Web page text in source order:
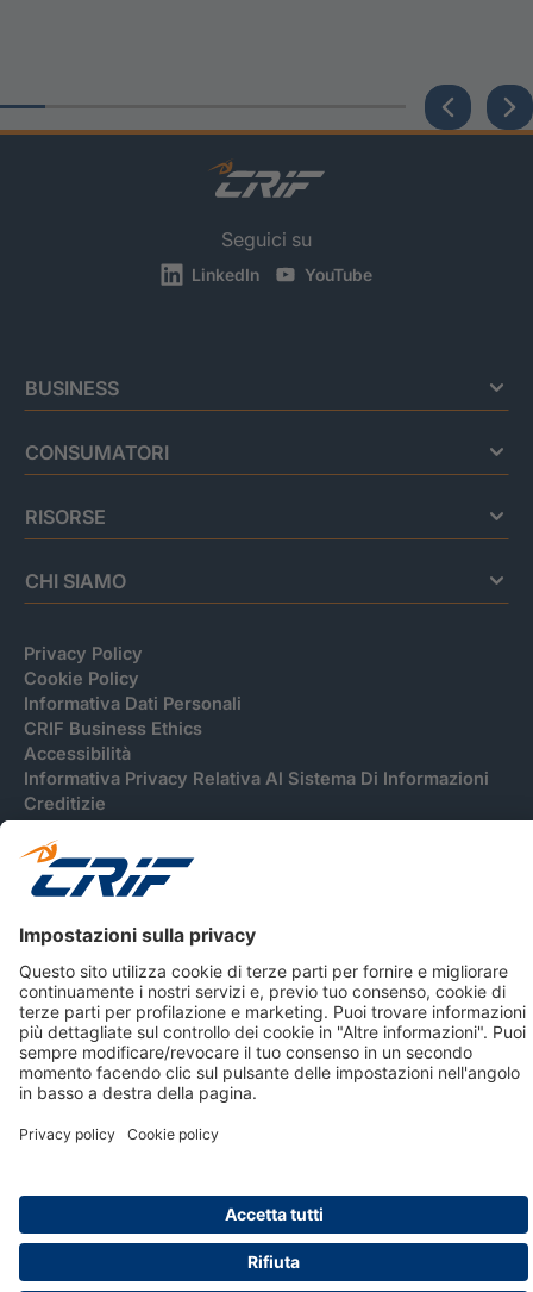
Seguici su
LinkedIn YouTube
BUSINESS
CONSUMATORI
RISORSE
CHI SIAMO
Privacy Policy
Cookie Policy
Informativa Dati Personali
CRIF Business Ethics
Accessibilità
Informativa Privacy Relativa Al Sistema Di Informazioni
Creditizie
Via della Beverara, 21 / 40131 Bologna / Italy Cap. Soc.
sottoscritto € 51.941.235,00 di cui versato € 51.806.190,00 |
R.E.A. n° 410952 | Reg. Impr. Bo, C.F. e P.IVA 02083271201
Società soggetta all'attività di direzione e coordinamento di
CRIBIS Holding S.r.l., Società con unico socio
Società con Sistema di Gestione Certificato da DNV ISO 9001,